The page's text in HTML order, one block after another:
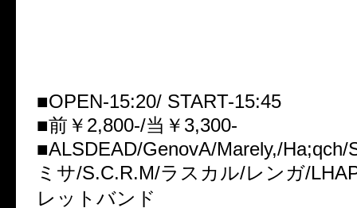
■OPEN-15:20/ START-15:45
■前￥2,800-/当￥3,300-
■ALSDEAD/GenovA/Marely,/Ha;qch/
ミサ/S.C.R.M/ラスカル/レンガ/
レットバンド